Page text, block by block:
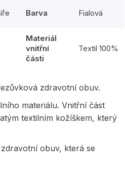
Barva Fialová
Materiál
vnitřní
části
Textil 100%
zdravotní obuv.
materiálu. Vnitřní část
textilním kožíškem, který
obuv, která se